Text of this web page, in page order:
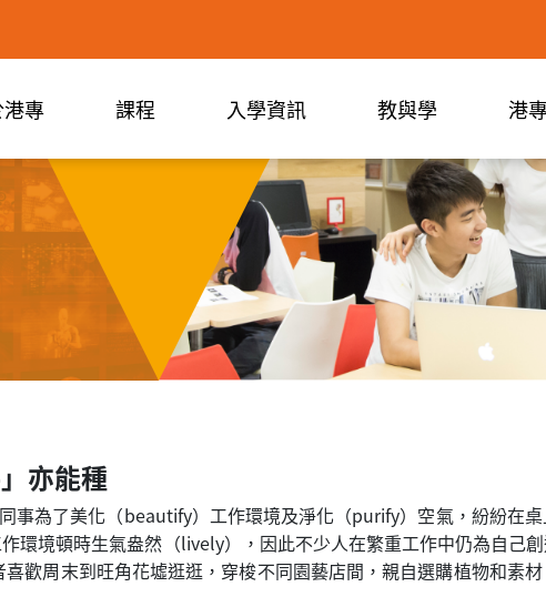
專 課程 入學資訊 教與學 港
亦能種
事為了美化（beautify）工作環境及淨化（purify）空氣，紛紛在
環境頓時生氣盎然（lively），因此不少人在繁重工作中仍為自己
歡周末到旺角花墟逛逛，穿梭不同園藝店間，親自選購植物和素